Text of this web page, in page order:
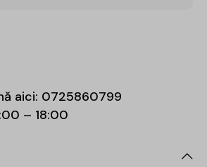
aici: 0725860799
– 18:00